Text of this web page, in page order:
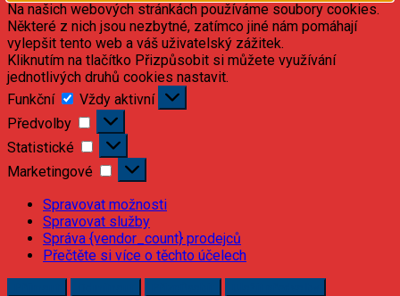
Na našich webových stránkách používáme soubory cookies.
Některé z nich jsou nezbytné, zatímco jiné nám pomáhají
vylepšit tento web a váš uživatelský zážitek.
Kliknutím na tlačítko Přizpůsobit si můžete využívání
jednotlivých druhů cookies nastavit.
Funkční
Funkční
Vždy aktivní
Předvolby
Předvolby
Statistické
Statistické
Marketingové
Marketingové
Spravovat možnosti
Spravovat služby
Správa {vendor_count} prodejců
Přečtěte si více o těchto účelech